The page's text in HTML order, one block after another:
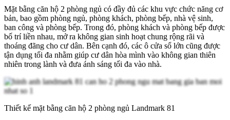
Mặt bằng căn hộ 2 phòng ngủ có đầy đủ các khu vực chức năng cơ
bản, bao gồm phòng ngủ, phòng khách, phòng bếp, nhà vệ sinh,
ban công và phòng bếp. Trong đó, phòng khách và phòng bếp được
bố trí liền nhau, mở ra không gian sinh hoạt chung rộng rãi và
thoáng đãng cho cư dân. Bên cạnh đó, các ô cửa sổ lớn cũng được
tận dụng tối đa nhằm giúp cư dân hòa mình vào không gian thiên
nhiên trong lành và đưa ánh sáng tối đa vào nhà.
Thiết kế mặt bằng căn hộ 2 phòng ngủ Landmark 81